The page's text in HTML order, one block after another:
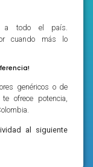
a todo el país.
cuando más lo
genéricos o de
ofrece potencia,
al siguiente